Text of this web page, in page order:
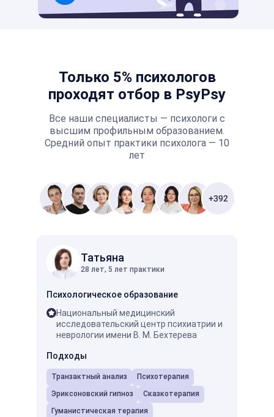
Только 5% психологов
проходят отбор в PsyPsy
Все наши специалисты — психологи с
высшим профильным образованием.
Средний опыт практики психолога — 10
лет
Татьяна
28 лет, 5 лет практики
Психологическое образование
Национальный медицинский
исследовательский центр психиатрии и
неврологии имени В. М. Бехтерева
Подходы
Транзактный анализ
Психотерапия
Эриксоновский гипноз
Сказкотерапия
Гуманистическая терапия